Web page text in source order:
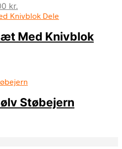
kr..
kr.
aktuelle
er:
9.495,00 kr..
Med Knivblok
Støbejern